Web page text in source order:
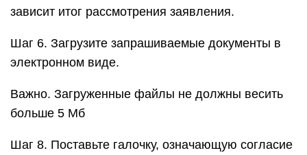
зависит итог рассмотрения заявления.
Шаг 6. Загрузите запрашиваемые документы в
электронном виде.
Важно. Загруженные файлы не должны весить
больше 5 Мб
Шаг 8. Поставьте галочку, означающую согласие